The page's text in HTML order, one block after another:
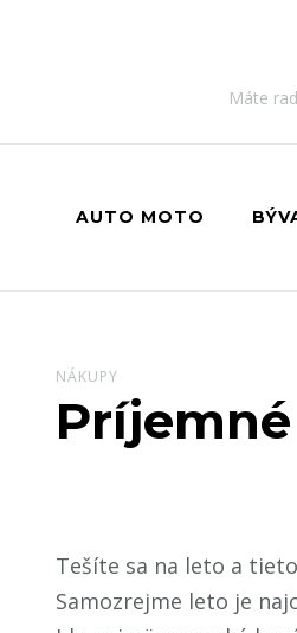
Máte
AUTO MOTO
NÁKUPY
Tešíte sa na leto a
Samozrejme leto je